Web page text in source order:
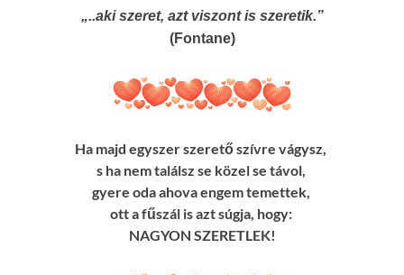
„..aki szeret, azt viszont is szeretik.”
(Fontane)
Ha majd egyszer szerető szívre vágysz,
s ha nem találsz se közel se távol,
gyere oda ahova engem temettek,
ott a fűszál is azt súgja, hogy:
NAGYON SZERETLEK!